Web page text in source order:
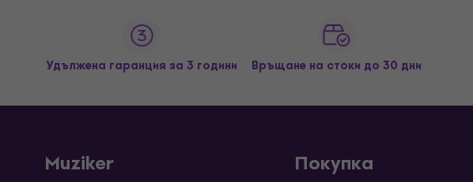
Удължена гаранция за 3 години Връщане на стоки до 30 дни
Muziker Покупка